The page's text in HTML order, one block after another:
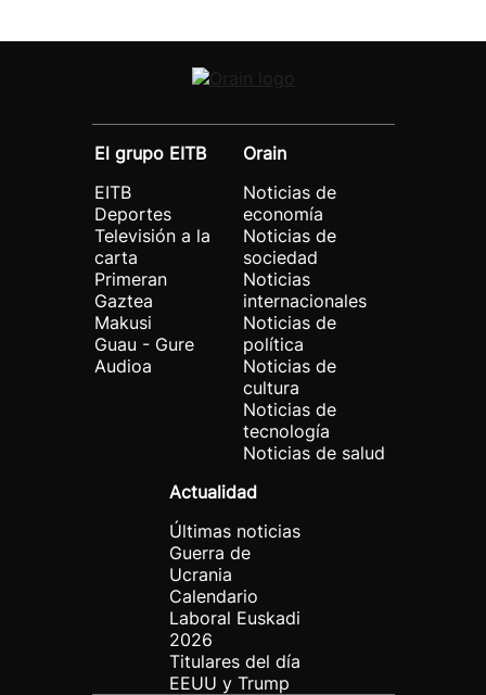
El grupo EITB
EITB
Deportes
Televisión a la
carta
Primeran
Gaztea
Makusi
Guau - Gure
Audioa
Orain
Noticias de
economía
Noticias de
sociedad
Noticias
internacionales
Noticias de
política
Noticias de
cultura
Noticias de
tecnología
Noticias de salud
Actualidad
Últimas noticias
Guerra de
Ucrania
Calendario
Laboral Euskadi
2026
Titulares del día
EEUU y Trump